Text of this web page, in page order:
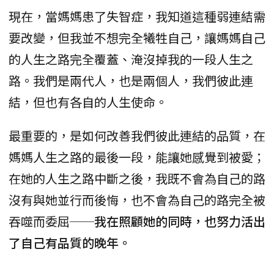
現在，當媽媽患了失智症，我知道這種弱連結需
要改變，但我並不想完全犧牲自己，讓媽媽自己
的人生之路完全覆蓋、淹沒掉我的一段人生之
路。我們是兩代人，也是兩個人，我們彼此連
結，但也有各自的人生使命。
最重要的，是如何改善我們彼此連結的品質，在
媽媽人生之路的最後一段，能讓她感覺到被愛；
在她的人生之路中斷之後，我既不會為自己的路
沒有與她並行而後悔，也不會為自己的路完全被
吞噬而委屈──我在照顧她的同時，也努力活出
了自己有品質的晚年。